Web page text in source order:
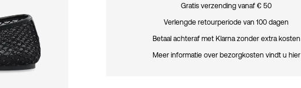
Gratis verzending vanaf € 50
Verlengde retourperiode van 100 dagen
Betaal achteraf met Klarna zonder extra kosten
Meer informatie over bezorgkosten vindt u hier